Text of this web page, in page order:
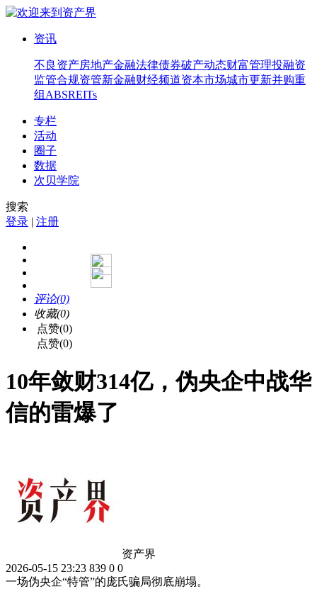
资讯
不良资产房地产金融法律债券破产动态财富管理投融资
监管合规资管新金融财经频道资本市场城市更新并购重
组 ABSREITs
专栏
活动
圈子
数据
次贝学院
搜索
登录 | 注册
评论(0)
收藏(0)
点赞(0)
点赞(0)
10年敛财314亿，伪央企中战华
信的雷爆了
资产界
2026-05-15 23:23 839 0 0
一场伪央企“特管”的庞氏骗局彻底崩塌。